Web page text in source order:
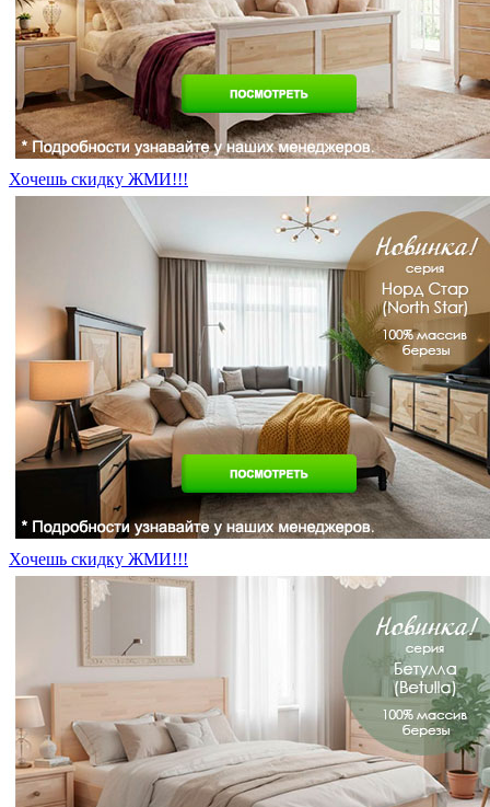
Хочешь скидку ЖМИ!!!
Хочешь скидку ЖМИ!!!